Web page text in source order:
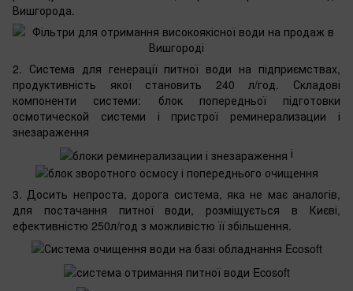
Вишгорода.
2. Система для генерації питної води на підприємствах,
продуктивність якої становить 240 л/год. Складові
компоненти системи: блок попередньої підготовки
осмотической системи і пристрої реминерализации і
знезараження
і
3. Досить непроста, дорога система, яка не має аналогів,
для постачання питної води, розміщується в Києві,
ефективністю 250л/год з можливістю її збільшення.